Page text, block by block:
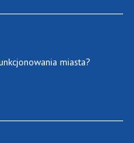
miasta?